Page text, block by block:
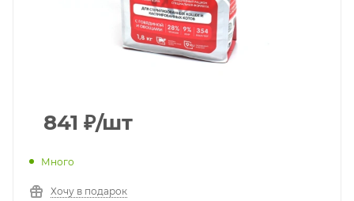
841 ₽/шт
Много
Хочу в подарок